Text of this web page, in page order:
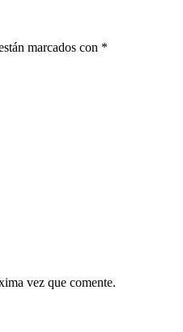
marcados con *
vez que comente.